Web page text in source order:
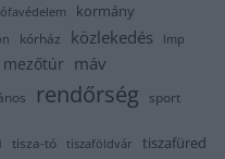
kormány
kórház közlekedés lmp
mezőtúr máv
rendőrség sport
tisza-tó tiszaföldvár tiszafüred